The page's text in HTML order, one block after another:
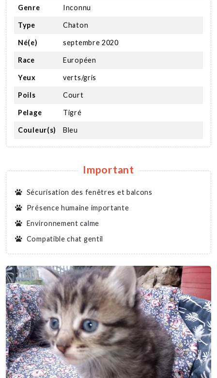
Genre Inconnu
Type Chaton
Né(e) septembre 2020
Race Européen
Yeux verts/gris
Poils Court
Pelage Tigré
Couleur(s) Bleu
Important
Sécurisation des fenêtres et balcons
Présence humaine importante
Environnement calme
Compatible chat gentil